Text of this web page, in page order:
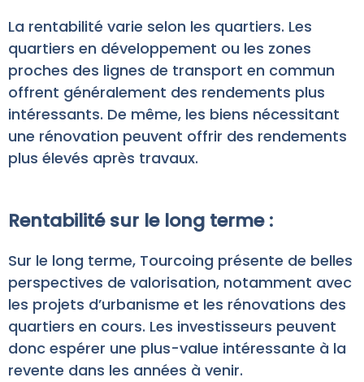
La rentabilité varie selon les quartiers. Les
quartiers en développement ou les zones
proches des lignes de transport en commun
offrent généralement des rendements plus
intéressants. De même, les biens nécessitant
une rénovation peuvent offrir des rendements
plus élevés après travaux.
Rentabilité sur le long terme :
Sur le long terme, Tourcoing présente de belles
perspectives de valorisation, notamment avec
les projets d’urbanisme et les rénovations des
quartiers en cours. Les investisseurs peuvent
donc espérer une plus-value intéressante à la
revente dans les années à venir.